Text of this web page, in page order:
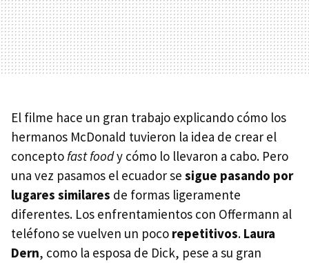
El filme hace un gran trabajo explicando cómo los
hermanos McDonald tuvieron la idea de crear el
concepto fast foody cómo lo llevaron a cabo. Pero
una vez pasamos el ecuador se sigue pasando por
lugares similares de formas ligeramente
diferentes. Los enfrentamientos con Offermann al
teléfono se vuelven un poco repetitivos. Laura
Dern, como la esposa de Dick, pese a su gran